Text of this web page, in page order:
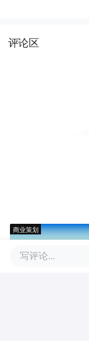
评论区
商业策划
写评论...